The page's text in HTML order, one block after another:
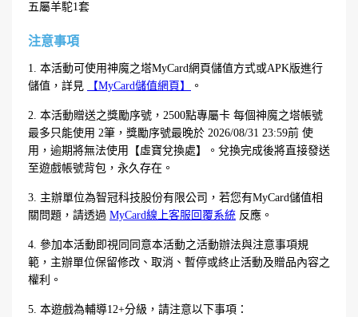
五屬羊駝1套
注意事項
1. 本活動可使用神魔之塔MyCard網頁儲值方式或APK版進行
儲值，詳見
【MyCard儲值網頁】 。
2. 本活動贈送之獎勵序號，2500點專屬卡 每個神魔之塔帳號
最多只能使用 2筆，獎勵序號最晚於 2026/08/31 23:59前 使
用，逾期將無法使用【虛寶兌換處】。兌換完成後將直接發送
至遊戲帳號背包，永久存在。
3. 主辦單位為智冠科技股份有限公司，若您有MyCard儲值相
關問題，請透過 MyCard線上客服回覆系統 反應。
4. 參加本活動即視同同意本活動之活動辦法與注意事項規
範，主辦單位保留修改、取消、暫停或終止活動及贈品內容之
權利。
5. 本遊戲為輔導12+分級，請注意以下事項：